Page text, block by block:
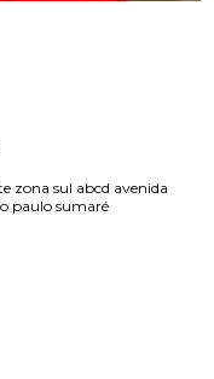
zona sul abcd avenida
paulo sumaré